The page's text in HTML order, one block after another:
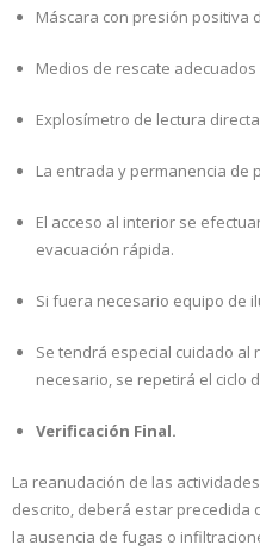
Máscara con presión positiva
Medios de rescate
Explosímetro de lectura
La entrada y permanencia de
El acceso al interior se
evacuación rápida.
Si fuera necesario equipo de
Se tendrá especial cuidado
necesario, se repetirá el ciclo
Verificación Final.
La reanudación de las
descrito, deberá estar precedida
la ausencia de fugas o